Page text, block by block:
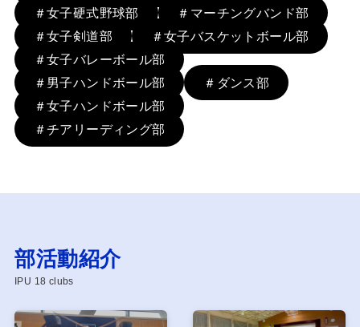
＃女子硬式野球部
＃マーチングバンド部
＃女子剣道部
＃女子バスケットボール部
＃女子バレーボール部
＃男子ハンドボール部
＃ダンス部
＃女子ハンドボール部
＃チアリーディング部
部活動紹介
IPU 18 clubs